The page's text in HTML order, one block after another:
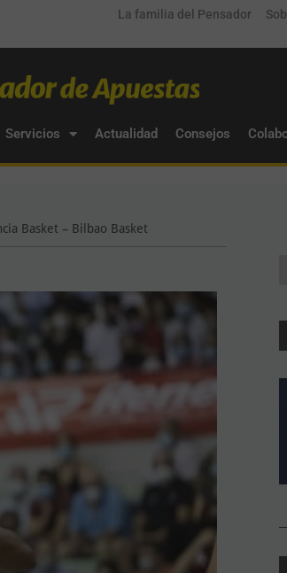
La familia del Pensador
Servicios Actualidad Consejos
Basket – Bilbao Basket